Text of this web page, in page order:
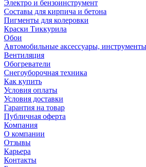
Электро и бензоинструмент
Составы для кирпича и бетона
Пигменты для колеровки
Краски Тиккурила
Обои
Автомобильные аксессуары, инструменты
Вентиляция
Обогреватели
Снегоуборочная техника
Как купить
Условия оплаты
Условия доставки
Гарантия на товар
Публичная оферта
Компания
О компании
Отзывы
Карьера
Контакты